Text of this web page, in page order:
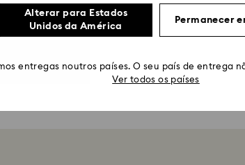
Alterar para Estados
Unidos da América
Permanecer
entregas noutros países. O seu país de entrega
Ver todos os países